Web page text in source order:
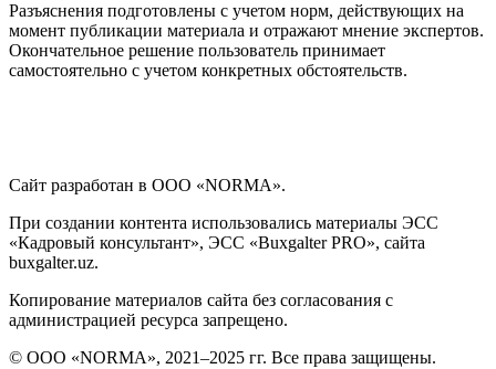
Разъяснения подготовлены с учетом норм, действующих на
момент публикации материала и отражают мнение экспертов.
Окончательное решение пользователь принимает
самостоятельно с учетом конкретных обстоятельств.
Сайт разработан в ООО «NORMA».
При создании контента использовались материалы ЭСС
«Кадровый консультант», ЭСС «Buxgalter PRO», сайта
buxgalter.uz.
Копирование материалов сайта без согласования с
администрацией ресурса запрещено.
© ООО «NORMA», 2021–2025 гг. Все права защищены.